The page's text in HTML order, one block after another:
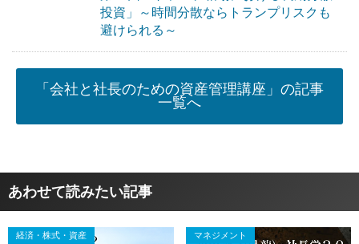
投資」～時間分散ならトランプリスクも
避けられる～
「会社と社長のための資産管理講座」の記事
一覧へ
あわせて読みたい記事
経済・株式・資産 マネジメント